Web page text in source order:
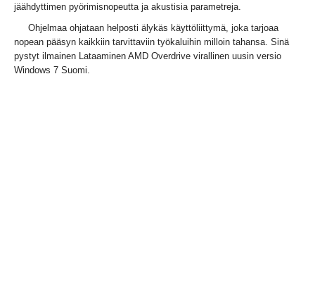
jäähdyttimen pyörimisnopeutta ja akustisia parametreja.
Ohjelmaa ohjataan helposti älykäs käyttöliittymä, joka tarjoaa
nopean pääsyn kaikkiin tarvittaviin työkaluihin milloin tahansa. Sinä
pystyt ilmainen Lataaminen AMD Overdrive virallinen uusin versio
Windows 7 Suomi.